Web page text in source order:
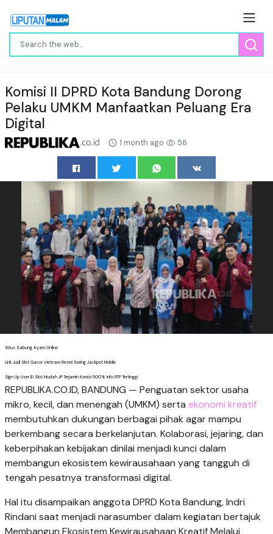
Komisi II DPRD Kota Bandung Dorong
Pelaku UMKM Manfaatkan Peluang Era
Digital
1 month ago 56
Situs Sabung Ayam Online
Link Judi Slot Gacor Vietnam Resmi Sering Jackpot Mobile
Sign Up User ID Slot Mudah JP Terjamin Komisi 500% Info RTP Tertinggi
REPUBLIKA.CO.ID, BANDUNG — Penguatan sektor usaha
mikro, kecil, dan menengah (UMKM) serta ekonomi kreatif
membutuhkan dukungan berbagai pihak agar mampu
berkembang secara berkelanjutan. Kolaborasi, jejaring, dan
keberpihakan kebijakan dinilai menjadi kunci dalam
membangun ekosistem kewirausahaan yang tangguh di
tengah pesatnya transformasi digital.
Hal itu disampaikan anggota DPRD Kota Bandung, Indri
Rindani saat menjadi narasumber dalam kegiatan bertajuk